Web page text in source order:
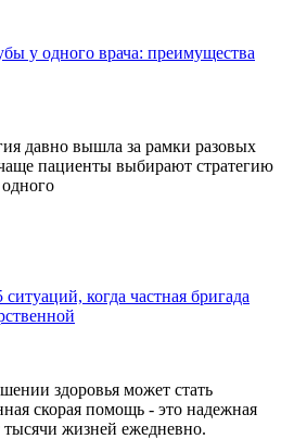
у одного врача: преимущества
давно вышла за рамки разовых
пациенты выбирают стратегию
когда частная бригада
здоровья может стать
скорая помощь - это надежная
тысячи жизней ежедневно.